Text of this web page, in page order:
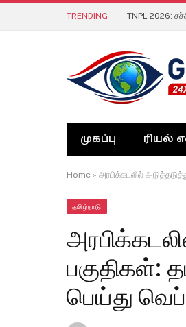
TRENDING
முகப்பு ரியல்
Home » அரபிக்கடலில்
தமிழ்நாடு
பகுதிகள்:
பெய்து